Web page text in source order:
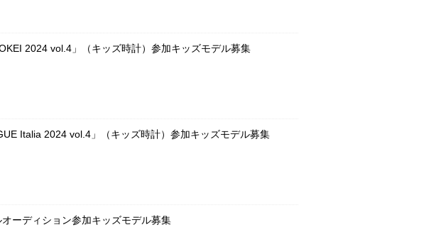
2024 vol.4」（キッズ時計）参加キッズモデル募集
Italia 2024 vol.4」（キッズ時計）参加キッズモデル募集
ーディション参加キッズモデル募集